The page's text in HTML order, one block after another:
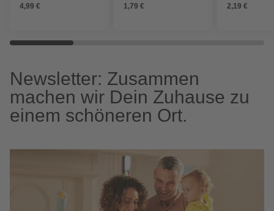
4,99 € 1,79 € 2,19 €
Newsletter: Zusammen
machen wir Dein Zuhause zu
einem schöneren Ort.